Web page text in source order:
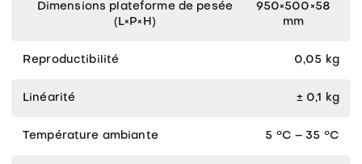
Dimensions plateforme de pesée
(L×P×H)
950×500×58
mm
Reproductibilité 0,05 kg
Linéarité ± 0,1 kg
Température ambiante 5 °C – 35 °C